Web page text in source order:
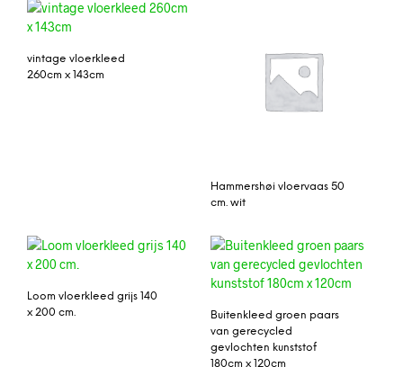
vintage vloerkleed
260cm x 143cm
Hammershøi vloervaas 50
cm. wit
Loom vloerkleed grijs 140
x 200 cm.
Buitenkleed groen paars
van gerecycled
gevlochten kunststof
180cm x 120cm